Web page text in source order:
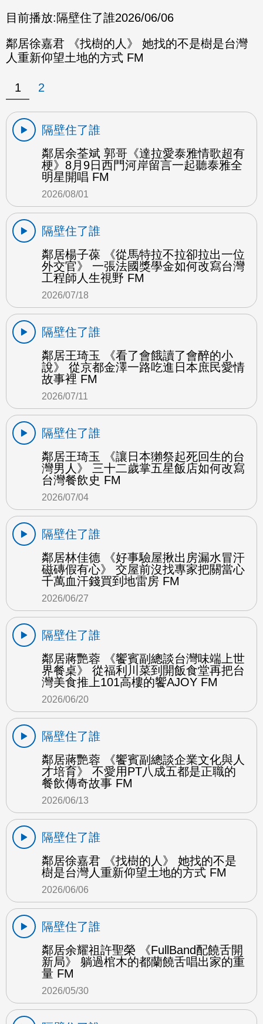
目前播放:隔壁住了誰2026/06/06
鄰居徐嘉君 《找樹的人》 她找的不是樹是台灣
人重新仰望土地的方式 FM
1 2
隔壁住了誰
鄰居余荃斌 郭哥《達拉愛泰雅情歌超有
梗》8月9日西門河岸留言一起聽泰雅全
明星開唱 FM
2026/08/01
隔壁住了誰
鄰居楊子葆 《從馬特拉不拉卻拉出一位
外交官》 一張法國獎學金如何改寫台灣
工程師人生視野 FM
2026/07/18
隔壁住了誰
鄰居王琦玉 《看了會餓讀了會醉的小
說》 從京都金澤一路吃進日本庶民愛情
故事裡 FM
2026/07/11
隔壁住了誰
鄰居王琦玉 《讓日本獺祭起死回生的台
灣男人》 三十二歲掌五星飯店如何改寫
台灣餐飲史 FM
2026/07/04
隔壁住了誰
鄰居林佳德 《好事驗屋揪出房漏水冒汗
磁磚假有心》 交屋前沒找專家把關當心
千萬血汗錢買到地雷房 FM
2026/06/27
隔壁住了誰
鄰居蔣艷蓉 《饗賓副總談台灣味端上世
界餐桌》 從福利川菜到開飯食堂再把台
灣美食推上101高樓的饗AJOY FM
2026/06/20
隔壁住了誰
鄰居蔣艷蓉 《饗賓副總談企業文化與人
才培育》 不愛用PT八成五都是正職的
餐飲傳奇故事 FM
2026/06/13
隔壁住了誰
鄰居徐嘉君 《找樹的人》 她找的不是
樹是台灣人重新仰望土地的方式 FM
2026/06/06
隔壁住了誰
鄰居余耀祖許聖榮 《FullBand配饒舌開
新局》 躺過棺木的都蘭饒舌唱出家的重
量 FM
2026/05/30